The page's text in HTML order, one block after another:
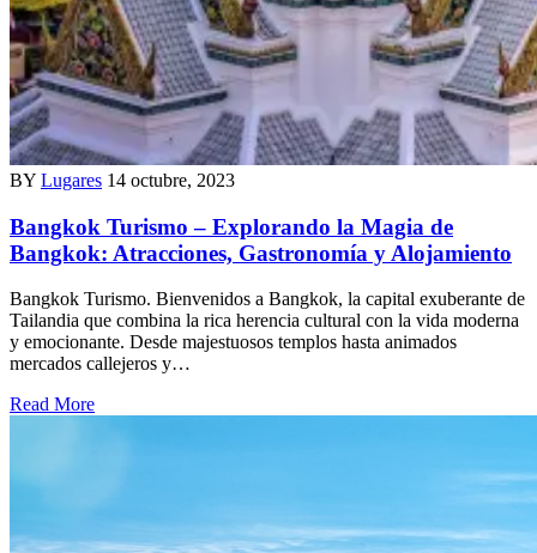
BY Lugares 14 octubre, 2023
Bangkok Turismo – Explorando la Magia de
Bangkok: Atracciones, Gastronomía y Alojamiento
Bangkok Turismo. Bienvenidos a Bangkok, la capital exuberante de
Tailandia que combina la rica herencia cultural con la vida moderna
y emocionante. Desde majestuosos templos hasta animados
mercados callejeros y…
Read More